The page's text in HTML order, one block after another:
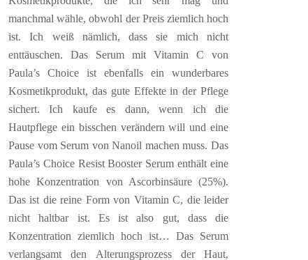
manchmal wähle, obwohl der Preis ziemlich hoch
ist. Ich weiß nämlich, dass sie mich nicht
enttäuschen. Das Serum mit Vitamin C von
Paula’s Choice ist ebenfalls ein wunderbares
Kosmetikprodukt, das gute Effekte in der Pflege
sichert. Ich kaufe es dann, wenn ich die
Hautpflege ein bisschen verändern will und eine
Pause vom Serum von Nanoil machen muss. Das
Paula’s Choice Resist Booster Serum enthält eine
hohe Konzentration von Ascorbinsäure (25%).
Das ist die reine Form von Vitamin C, die leider
nicht haltbar ist. Es ist also gut, dass die
Konzentration ziemlich hoch ist… Das Serum
verlangsamt den Alterungsprozess der Haut,